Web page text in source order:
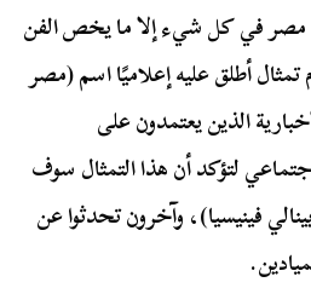
مصر في كل شيء إلا ما يخص الفن
تمثال أطلق عليه إعلاميًا اسم (مصر
الذين يعتمدون على
لتؤكد أن هذا التمثال سوف
فينيسيا)، وآخرون تحدثوا عن